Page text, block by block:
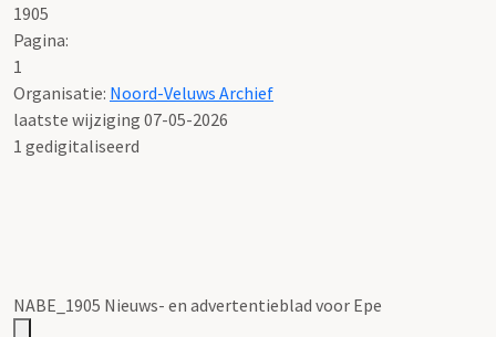
1905
Pagina:
1
Organisatie: Noord-Veluws Archief
laatste wijziging 07-05-2026
1 gedigitaliseerd
NABE_1905 Nieuws- en advertentieblad voor Epe